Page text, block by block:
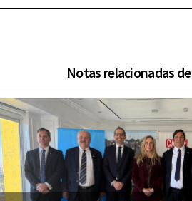
Notas relacionadas de